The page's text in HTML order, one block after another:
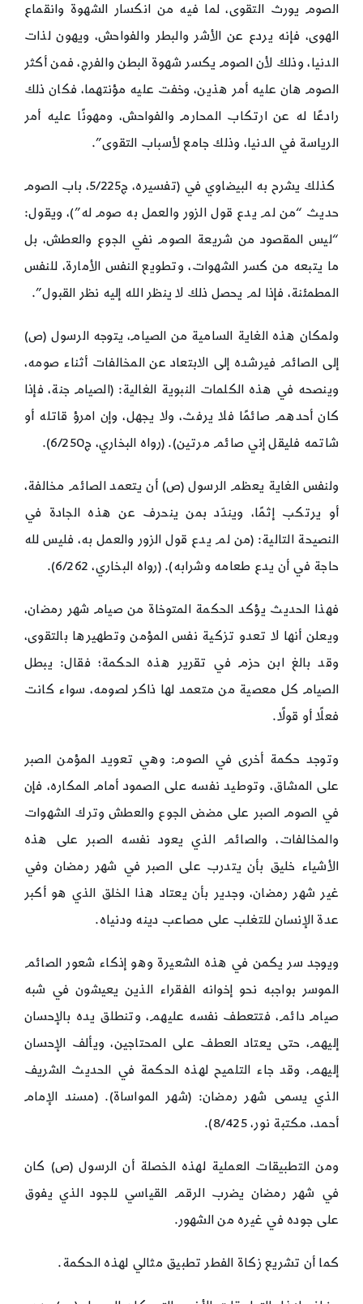
الصوم يورث التقوى، لما فيه من انكسار الشهوة وانقماع
الهوى، فإنه يردع عن الأشر والبطر والفواحش، ويهون لذات
الدنيا، وذلك لأن الصوم يكسر شهوة البطن والفرج، فمن أكثر
الصوم هان عليه أمر هذين، وخفت عليه مؤنتهما، فكان ذلك
رادعًا له عن ارتكاب المحارم والفواحش، ومهونًا عليه أمر
الرياسة في الدنيا، وذلك جامع لأسباب التقوى”.
كذلك يشرح به البيضاوي في (تفسيره، ج5/225، باب الصوم
حديث “من لم يدع قول الزور والعمل به صوم له”)، ويقول:
“ليس المقصود من شريعة الصوم نفي الجوع والعطش، بل
ما يتبعه من كسر الشهوات، وتطويع النفس الأمارة، للنفس
المطمئنة، فإذا لم يحصل ذلك لا ينظر الله إليه نظر القبول”.
ولمكان هذه الغاية السامية من الصيام، يتوجه الرسول (ص)
إلى الصائم فيرشده إلى الابتعاد عن المخالفات أثناء صومه،
وينصحه في هذه الكلمات النبوية الغالية: (الصيام جنة، فإذا
كان أحدهم صائمًا فلا يرفث، ولا يجهل، وإن امرؤ قاتله أو
شاتمه فليقل إني صائم مرتين). (رواه البخاري، ج6/250).
ولنفس الغاية يعظم الرسول (ص) أن يتعمد الصائم مخالفة،
أو يرتكب إثمًا، ويندّد بمن ينحرف عن هذه الجادة في
النصيحة التالية: (من لم يدع قول الزور والعمل به، فليس لله
حاجة في أن يدع طعامه وشرابه). (رواه البخاري، 6/262).
فهذا الحديث يؤكد الحكمة المتوخاة من صيام شهر رمضان،
ويعلن أنها لا تعدو تزكية نفس المؤمن وتطهيرها بالتقوى،
وقد بالغ ابن حزم في تقرير هذه الحكمة؛ فقال: يبطل
الصيام كل معصية من متعمد لها ذاكر لصومه، سواء كانت
فعلًا أو قولًا.
وتوجد حكمة أخرى في الصوم: وهي تعويد المؤمن الصبر
على المشاق، وتوطيد نفسه على الصمود أمام المكاره، فإن
في الصوم الصبر على مضض الجوع والعطش وترك الشهوات
والمخالفات، والصائم الذي يعود نفسه الصبر على هذه
الأشياء خليق بأن يتدرب على الصبر في شهر رمضان وفي
غير شهر رمضان، وجدير بأن يعتاد هذا الخلق الذي هو أكبر
عدة الإنسان للتغلب على مصاعب دينه ودنياه.
ويوجد سر يكمن في هذه الشعيرة وهو إذكاء شعور الصائم
الموسر بواجبه نحو إخوانه الفقراء الذين يعيشون في شبه
صيام دائم، فتتعطف نفسه عليهم، وتنطلق يده بالإحسان
إليهم، حتى يعتاد العطف على المحتاجين، ويألف الإحسان
إليهم، وقد جاء التلميح لهذه الحكمة في الحديث الشريف
الذي يسمى شهر رمضان: (شهر المواساة). (مسند الإمام
أحمد، مكتبة نور، 8/425).
ومن التطبيقات العملية لهذه الخصلة أن الرسول (ص) كان
في شهر رمضان يضرب الرقم القياسي للجود الذي يفوق
على جوده في غيره من الشهور.
كما أن تشريع زكاة الفطر تطبيق مثالي لهذه الحكمة.